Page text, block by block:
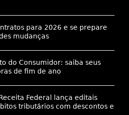
para 2026 e se prepare
mudanças
do Consumidor: saiba seus
de fim de ano
Federal lança editais
tributários com descontos e